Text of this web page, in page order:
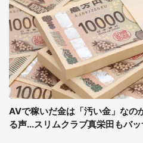
AVで稼いだ金は「汚い金」なの
る声...スリムクラブ真栄田もバッ